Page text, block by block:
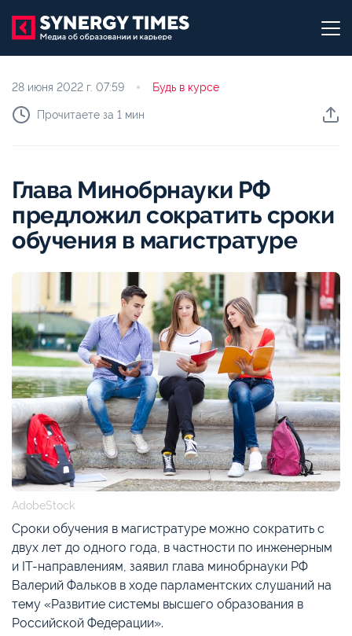
28 июня 2022 г. 07:59 Будь в курсе
Прочитаете за 1 мин
Глава Минобрнауки РФ
предложил сократить сроки
обучения в магистратуре
AdobeStock
Сроки обучения в магистратуре можно сократить с
двух лет до одного года, в частности по инженерным
и IT-направлениям, заявил глава минобрнауки РФ
Валерий Фальков в ходе парламентских слушаний на
тему «Развитие системы высшего образования в
Российской Федерации».